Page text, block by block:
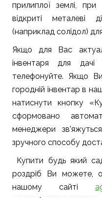
прилиплої землі, при
відкриті металеві
(наприклад солідол) для
Якщо для Вас
інвентаря для дачі
телефонуйте. Якщо
городній інвентар в
натиснути кнопку
сформовано
менеджери
зручного способу
Купити будь який
роздріб Ви можете,
нашому сайті